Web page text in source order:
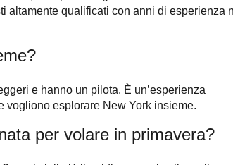
altamente qualificati con anni di esperienza
e hanno un pilota. È un’esperienza
vogliono esplorare New York insieme.
per volare in primavera?